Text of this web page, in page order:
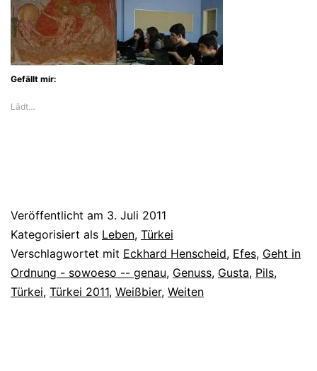
Gefällt mir:
Lädt…
Veröffentlicht am 3. Juli 2011
Kategorisiert als Leben, Türkei
Verschlagwortet mit Eckhard Henscheid, Efes, Geht in
Ordnung - sowoeso -- genau, Genuss, Gusta, Pils,
Türkei, Türkei 2011, Weißbier, Weiten